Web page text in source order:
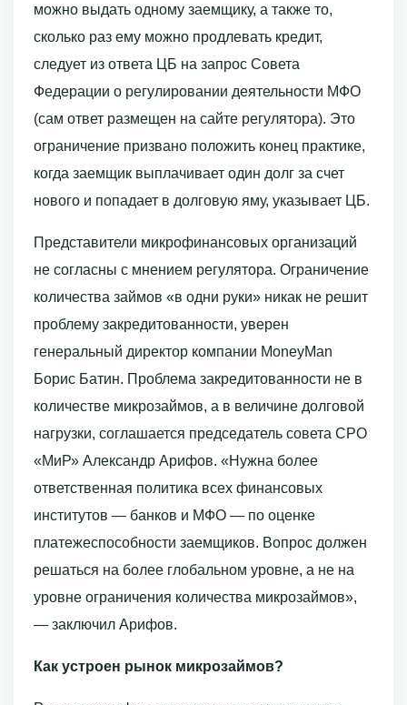
можно выдать одному заемщику, а также то,
сколько раз ему можно продлевать кредит,
следует из ответа ЦБ на запрос Совета
Федерации о регулировании деятельности МФО
(сам ответ размещен на сайте регулятора). Это
ограничение призвано положить конец практике,
когда заемщик выплачивает один долг за счет
нового и попадает в долговую яму, указывает ЦБ.
Представители микрофинансовых организаций
не согласны с мнением регулятора. Ограничение
количества займов «в одни руки» никак не решит
проблему закредитованности, уверен
генеральный директор компании MoneyMan
Борис Батин. Проблема закредитованности не в
количестве микрозаймов, а в величине долговой
нагрузки, соглашается председатель совета СРО
«МиР»​ Александр Арифов. «Нужна более
ответственная политика всех финансовых
институтов — банков и МФО — по оценке
платежеспособности заемщиков. Вопрос должен
решаться на более глобальном уровне, а не на
уровне ограничения количества микрозаймов»,
— заключил Арифов.
Как устроен рынок микрозаймов?